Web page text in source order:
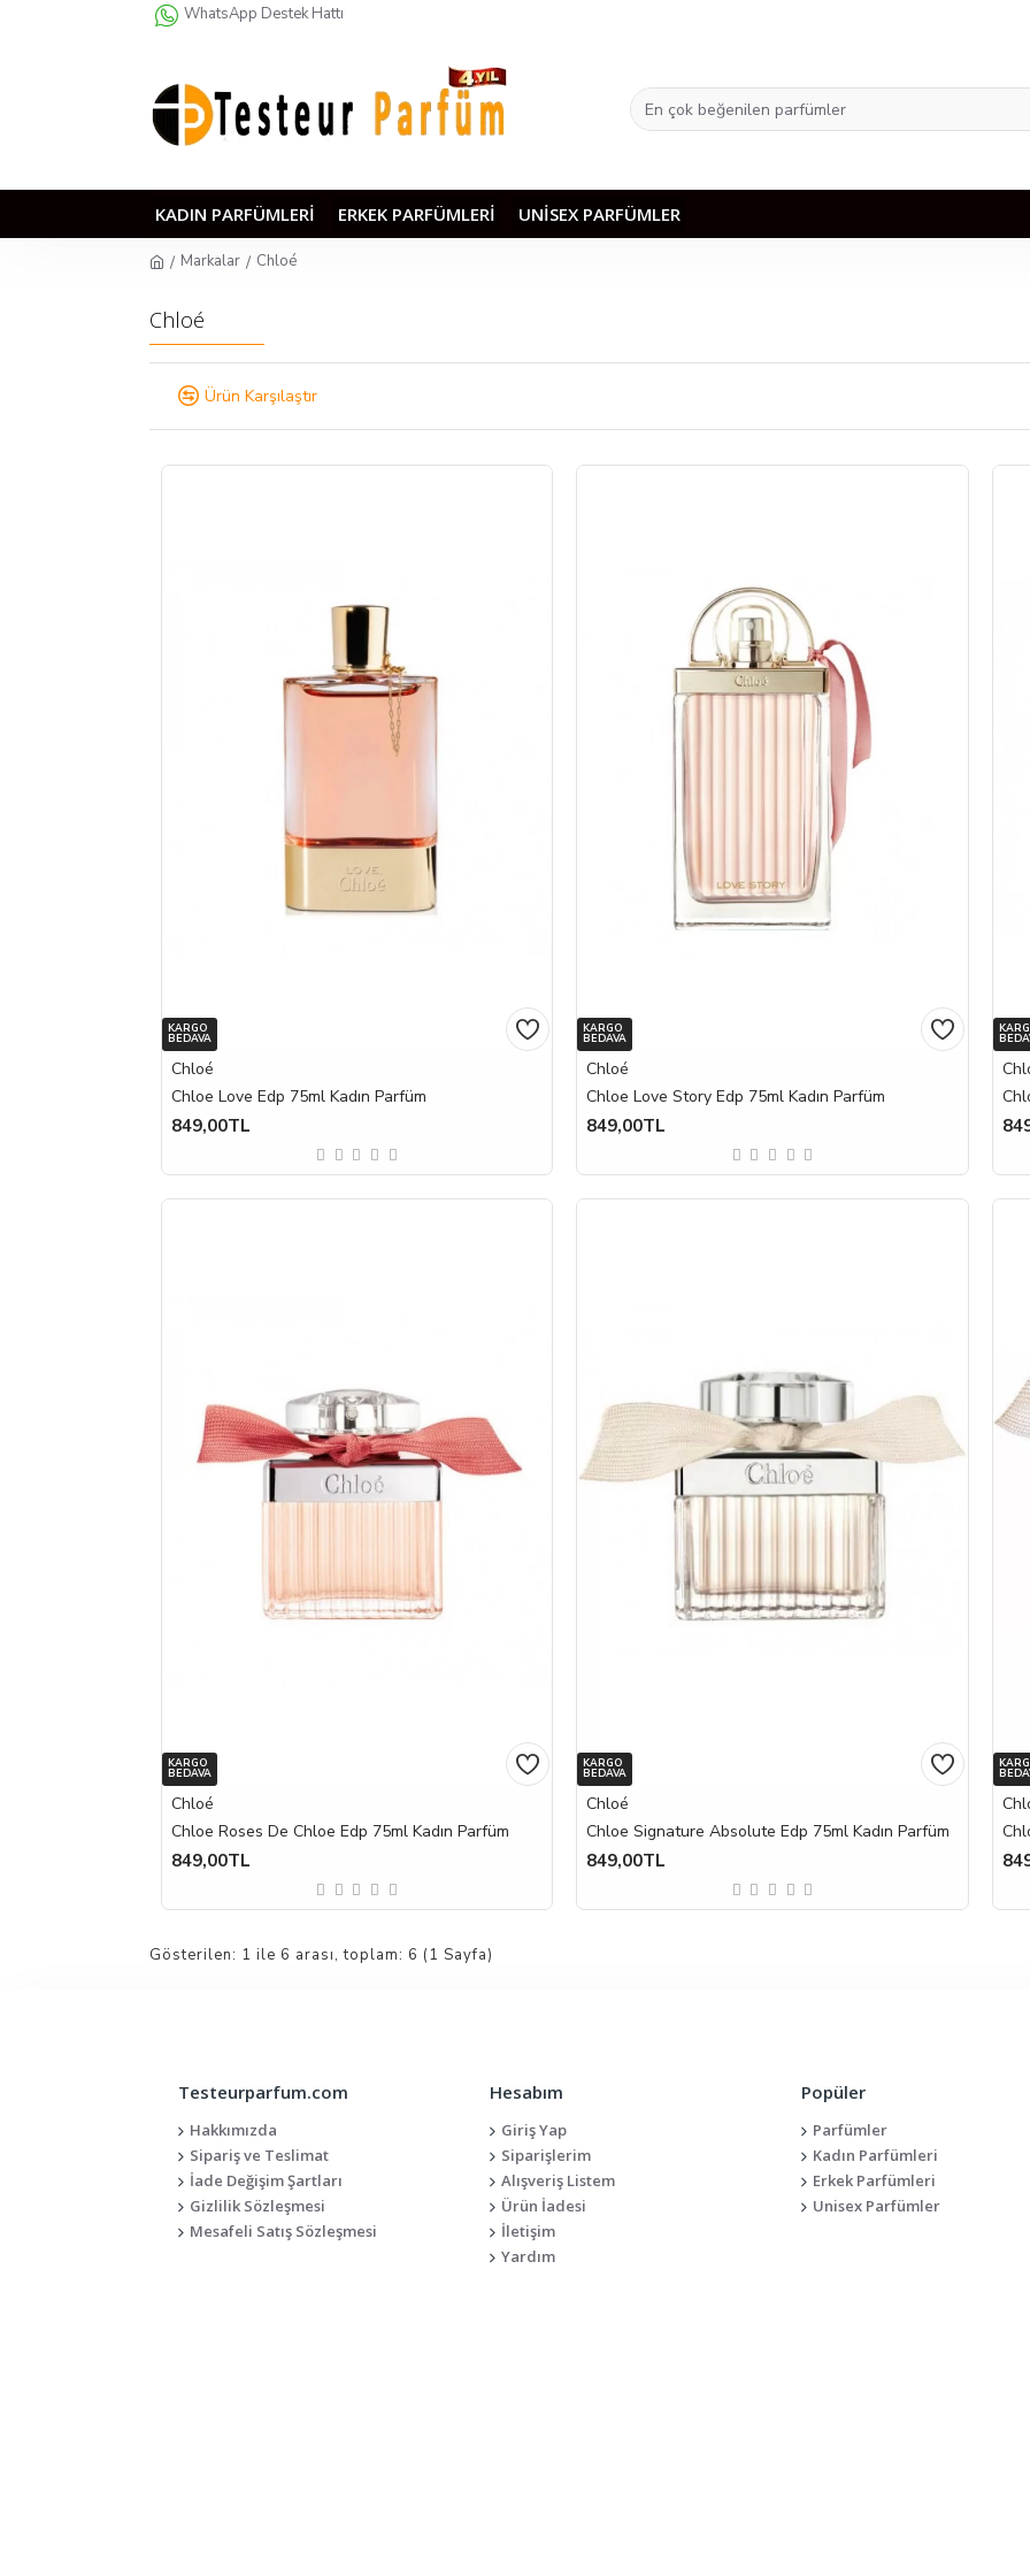
WhatsApp Destek Hattı
KADIN PARFÜMLERI ERKEK PARFÜMLERI UNISEX PARFÜMLER
Markalar Chloé
Chloé
Ürün Karşılaştır
KARGO
BEDAVA
Chloé
Chloe Love Edp 75ml Kadın Parfüm
849,00TL
KARGO
BEDAVA
Chloé
Chloe Love Story Edp 75ml Kadın Parfüm
849,00TL
KARGO
BEDAVA
Chloé
Chloe Roses De Chloe Edp 75ml Kadın Parfüm
849,00TL
KARGO
BEDAVA
Chloé
Chloe Signature Absolute Edp 75ml Kadın Parfüm
849,00TL
Gösterilen: 1 ile 6 arası, toplam: 6 (1 Sayfa)
Testeurparfum.com
Hakkımızda
Sipariş ve Teslimat
İade Değişim Şartları
Gizlilik Sözleşmesi
Mesafeli Satış Sözleşmesi
Hesabım
Giriş Yap
Siparişlerim
Alışveriş Listem
Ürün İadesi
İletişim
Yardım
Popüler
Parfümler
Kadın Parfümleri
Erkek Parfümleri
Unisex Parfümler